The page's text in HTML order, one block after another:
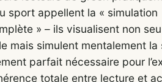
sport appellent la « simulation
» – ils visualisent non
mais simulent mentalement la
parfait nécessaire pour
totale entre lecture et